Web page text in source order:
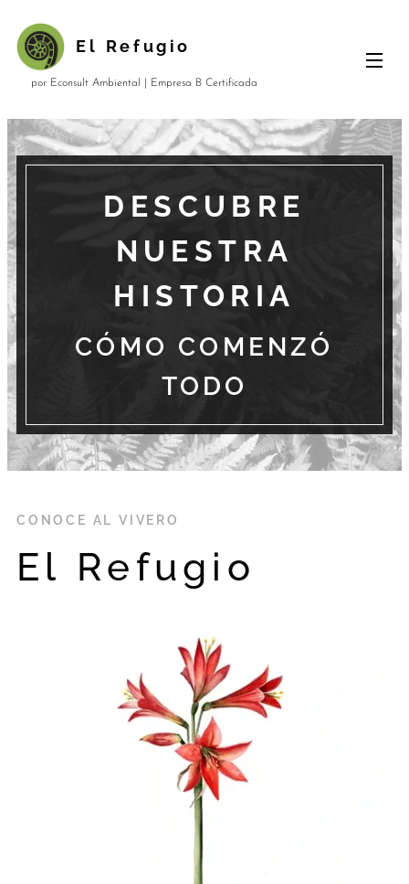
El Refugio
por Econsult Ambiental | Empresa B Certificada
DESCUBRE
NUESTRA
HISTORIA
CÓMO COMENZÓ
TODO
CONOCE AL VIVERO
El Refugio